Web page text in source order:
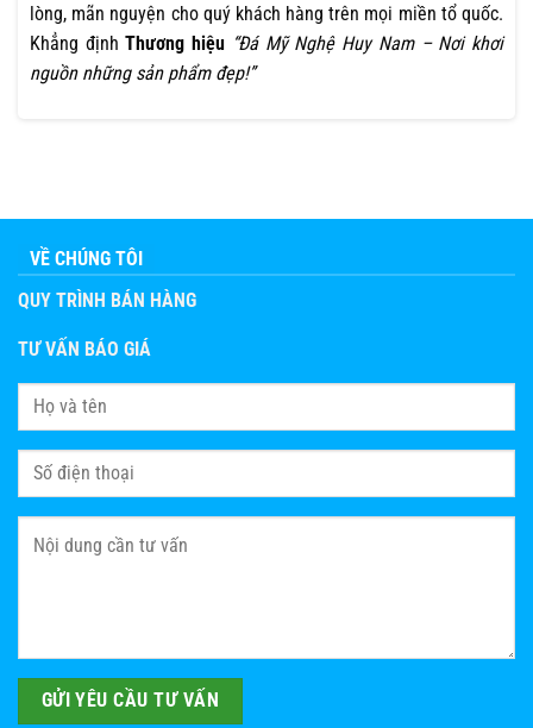
lòng, mãn nguyện cho quý khách hàng trên mọi miền tổ quốc.
Khẳng địnhThương hiệu “Đá Mỹ Nghệ Huy Nam – Nơi khơi
nguồn những sản phẩm đẹp!”
VỀ CHÚNG TÔI
QUY TRÌNH BÁN HÀNG
TƯ VẤN BÁO GIÁ